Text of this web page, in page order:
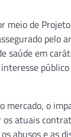
meio de
pelo
saúde em
o
atuais
abusos e as